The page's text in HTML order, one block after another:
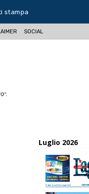
stampa
SOCIAL
Luglio 2026